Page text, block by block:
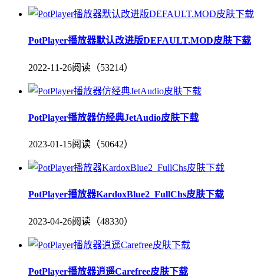
PotPlayer播放器默认改进版DEFAULT.MOD皮肤下载
2022-11-26阅读（53214）
PotPlayer播放器仿经典JetAudio皮肤下载
2023-01-15阅读（50642）
PotPlayer播放器KardoxBlue2_FullChs皮肤下载
2023-04-26阅读（48330）
PotPlayer播放器逍遥Carefree皮肤下载